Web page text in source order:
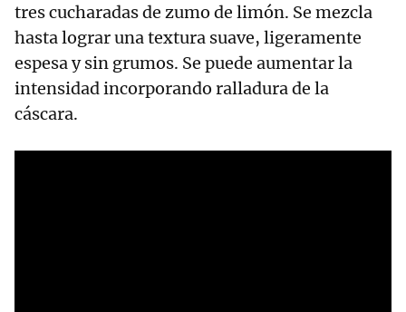
tres cucharadas de zumo de limón. Se mezcla
hasta lograr una textura suave, ligeramente
espesa y sin grumos. Se puede aumentar la
intensidad incorporando ralladura de la
cáscara.